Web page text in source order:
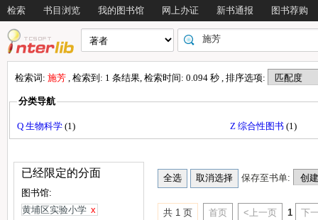
检索 书目浏览 我的图书馆 网上办证 新书通报 图书荐购
检索词: 施芳 , 检索到: 1 条结果, 检索时间: 0.094 秒 , 排序选项:
分类导航
Q 生物科学 (1) Z 综合性图书 (1)
已经限定的分面
图书馆:
黄埔区实验小学 x
保存至书单:
共 1 页 首页 <上一页 1 下